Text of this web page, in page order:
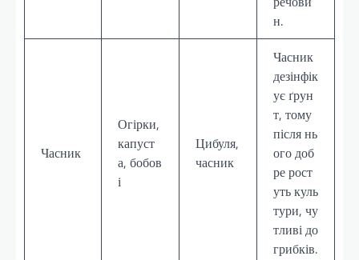
н.
Часник
Огірки,
капуст
а, бобов
і
Цибуля,
часник
Часник
дезінфік
ує ґрун
т, тому
після нь
ого доб
ре рост
уть куль
тури, чу
тливі до
грибків.